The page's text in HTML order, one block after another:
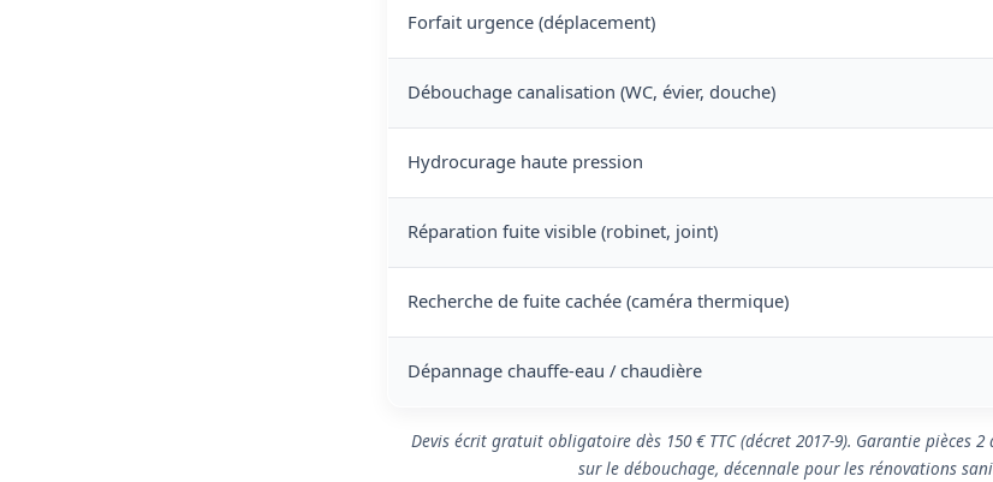
Forfait urgence (déplacement)
Débouchage canalisation (WC, évier, douche)
Hydrocurage haute pression
Réparation fuite visible (robinet, joint)
Recherche de fuite cachée (caméra thermique)
Dépannage chauffe-eau / chaudière
Devis écrit gratuit obligatoire dès 150 € TTC (décret 2017-9). Garantie pièces
sur le débouchage, décennale pour les rénovations